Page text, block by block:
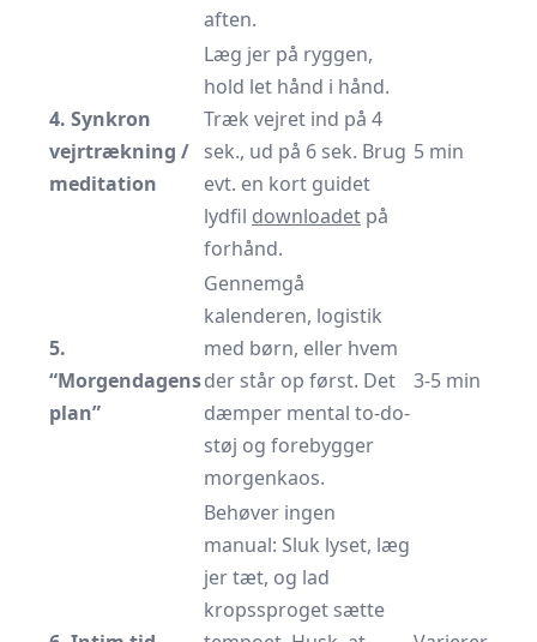
aften.
4. Synkron
vejrtrækning /
meditation
Læg jer på ryggen,
hold let hånd i hånd.
Træk vejret ind på 4
sek., ud på 6 sek. Brug
evt. en kort guidet
lydfil downloadet på
forhånd.
5 min
5.
“Morgendagens
plan”
Gennemgå
kalenderen, logistik
med børn, eller hvem
der står op først. Det
dæmper mental to-do-
støj og forebygger
morgenkaos.
3-5 min
Behøver ingen
manual: Sluk lyset, læg
jer tæt, og lad
kropssproget sætte